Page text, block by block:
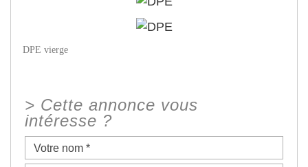
DPE vierge
> Cette annonce vous
intéresse ?